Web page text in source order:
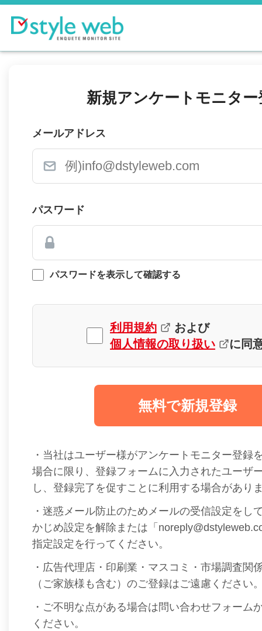
新規アンケートモニター
メールアドレス
パスワード
パスワードを表示して確認する
利用規約
および
個人情報の取り扱い
に同
無料で新規登録
・当社はユーザー様がアンケートモニター登録
場合に限り、登録フォームに入力されたユーザ
し、登録完了を促すことに利用する場合があり
・迷惑メール防止のためメールの受信設定をし
かじめ設定を解除または「
指定設定を行ってください。
・広告代理店・印刷業・マスコミ・市場調査関
（ご家族様も含む）のご登録はご遠慮ください
・ご不明な点がある場合は問い合わせフォーム
ください。